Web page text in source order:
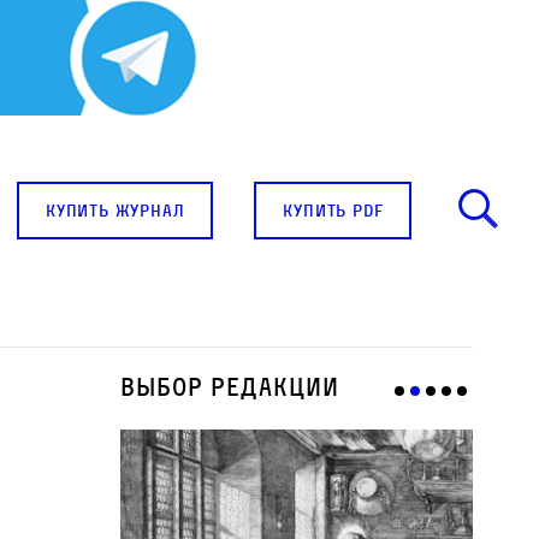
купить журнал купить pdf
Выбор редакции